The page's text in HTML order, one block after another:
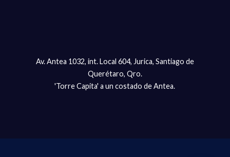
Av. Antea 1032, int. Local 604, Jurica, Santiago de
Querétaro, Qro.
'Torre Capita' a un costado de Antea.